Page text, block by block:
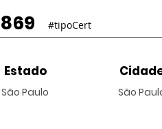
#tipoCert
Estado
São Paulo São